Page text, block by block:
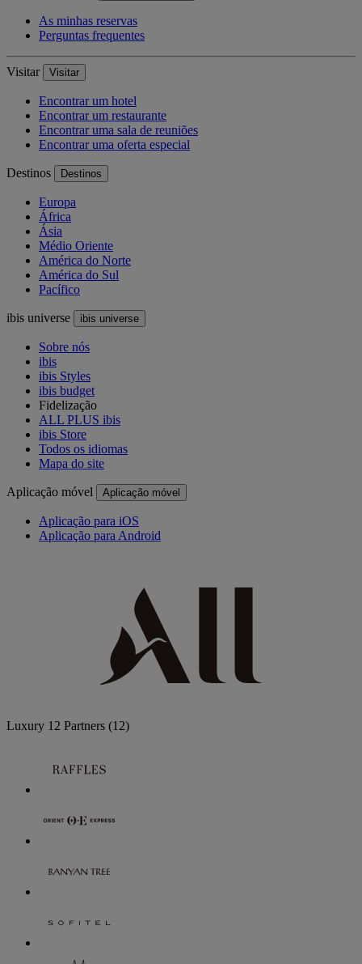
As minhas reservas
Perguntas frequentes
Visitar Visitar
Encontrar um hotel
Encontrar um restaurante
Encontrar uma sala de reuniões
Encontrar uma oferta especial
Destinos Destinos
Europa
África
Ásia
Médio Oriente
América do Norte
América do Sul
Pacífico
ibis universe ibis universe
Sobre nós
ibis
ibis Styles
ibis budget
Fidelização
ALL PLUS ibis
ibis Store
Todos os idiomas
Mapa do site
Aplicação móvel Aplicação móvel
Aplicação para iOS
Aplicação para Android
Luxury 12 Partners (12)